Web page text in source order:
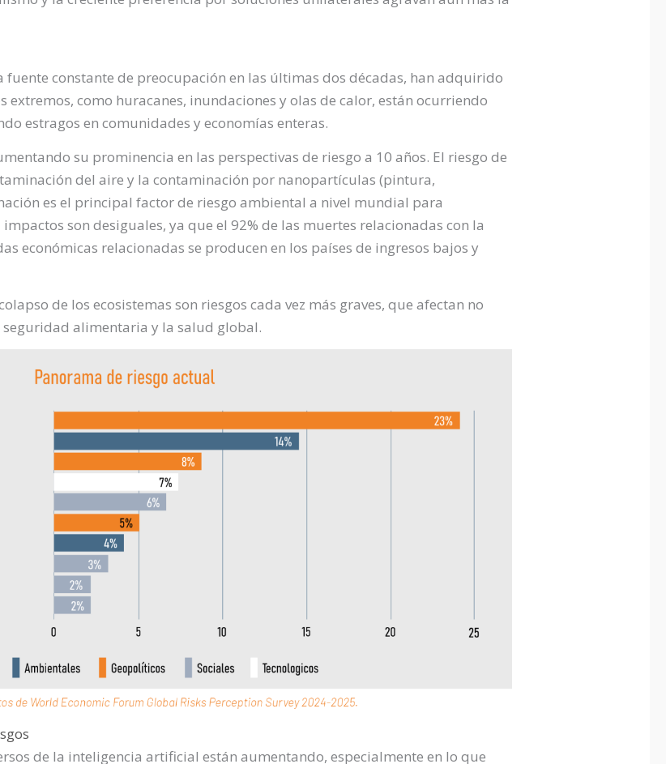
fuente constante de preocupación en las últimas dos décadas, han adquirido
extremos, como huracanes, inundaciones y olas de calor, están ocurriendo
estragos en comunidades y economías enteras.
su prominencia en las perspectivas de riesgo a 10 años. El riesgo de
del aire y la contaminación por nanopartículas (pintura,
es el principal factor de riesgo ambiental a nivel mundial para
son desiguales, ya que el 92% de las muertes relacionadas con la
económicas relacionadas se producen en los países de ingresos bajos y
de los ecosistemas son riesgos cada vez más graves, que afectan no
alimentaria y la salud global.
de la inteligencia artificial están aumentando, especialmente en lo que